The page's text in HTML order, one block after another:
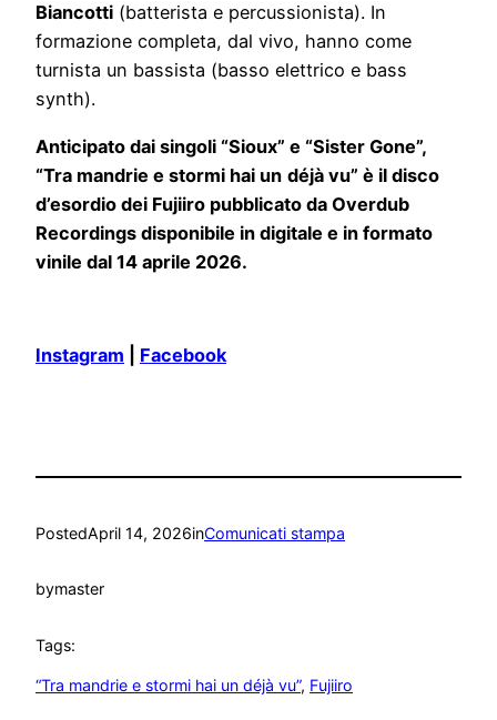
Biancotti (batterista e percussionista). In
formazione completa, dal vivo, hanno come
turnista un bassista (basso elettrico e bass
synth).
Anticipato dai singoli “Sioux” e “Sister Gone”,
“Tra mandrie e stormi hai un déjà vu” è il disco
d’esordio dei Fujiiro pubblicato da Overdub
Recordings disponibile in digitale e in formato
vinile dal 14 aprile 2026.
Instagram Facebook
PostedApril 14, 2026inComunicati stampa
bymaster
Tags:
“Tra mandrie e stormi hai un déjà vu”, Fujiiro